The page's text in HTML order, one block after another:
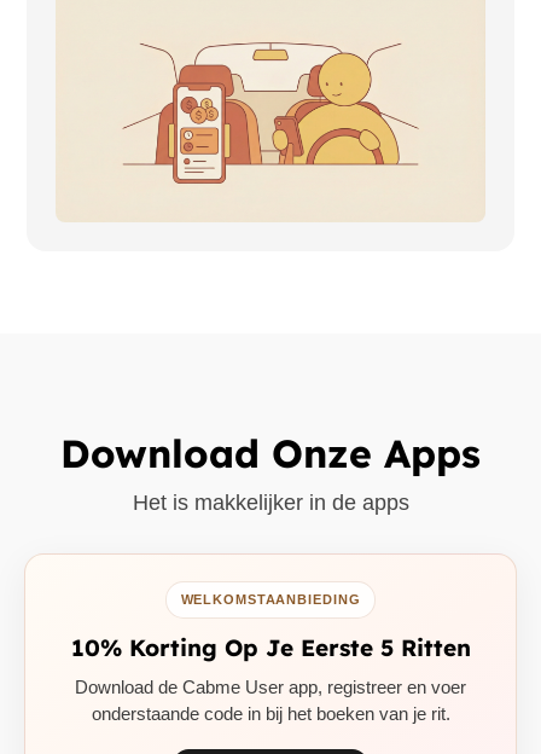
Download Onze Apps
Het is makkelijker in de apps
WELKOMSTAANBIEDING
10% Korting Op Je Eerste 5 Ritten
Download de Cabme User app, registreer en voer
onderstaande code in bij het boeken van je rit.